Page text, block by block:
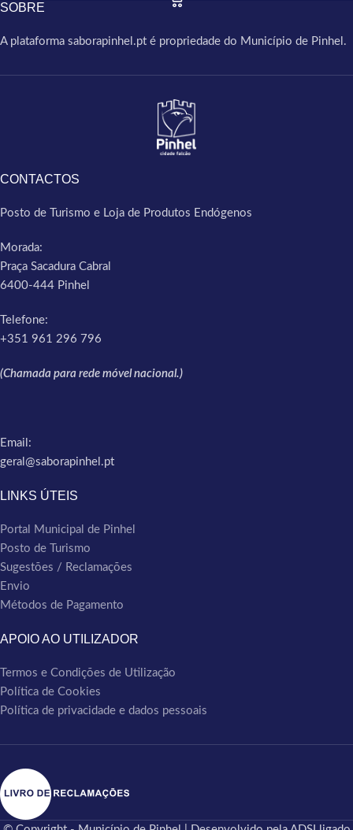
SOBRE
A plataforma saborapinhel.pt é propriedade do Município de Pinhel.
CONTACTOS
Posto de Turismo e Loja de Produtos Endógenos
Morada:
Praça Sacadura Cabral
6400-444 Pinhel
Telefone:
+351 961 296 796
(Chamada para rede móvel nacional.)
Email:
geral@saborapinhel.pt
LINKS ÚTEIS
Portal Municipal de Pinhel
Posto de Turismo
Sugestões / Reclamações
Envio
Métodos de Pagamento
APOIO AO UTILIZADOR
Termos e Condições de Utilização
Política de Cookies
Política de privacidade e dados pessoais